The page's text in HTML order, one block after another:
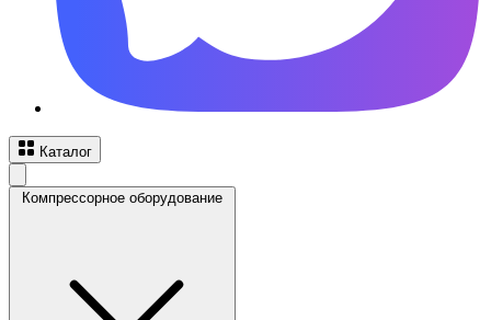
Каталог
Компрессорное оборудование